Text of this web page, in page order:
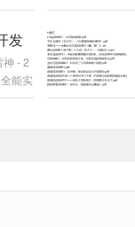
废物
发
- 2
能实
度学